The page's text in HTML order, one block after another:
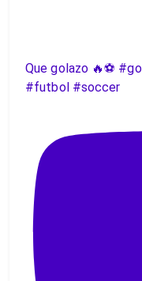
Que golazo 🔥⚽️
#futbol #soccer